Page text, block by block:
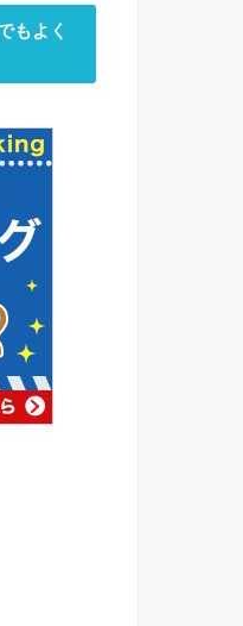
もよく